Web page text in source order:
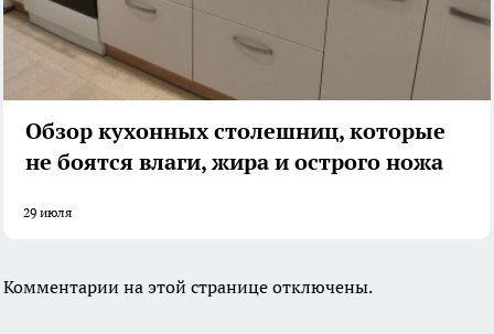
Обзор кухонных столешниц, которые
не боятся влаги, жира и острого ножа
29 июля
Комментарии на этой странице отключены.